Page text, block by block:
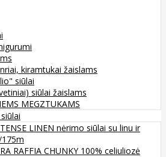
kiramtukai žaislams
siūlai
siūlai žaislams
MEGZTUKAMS
LINEN nėrimo siūlai su linu ir
RAFFIA CHUNKY 100% celiuliozė